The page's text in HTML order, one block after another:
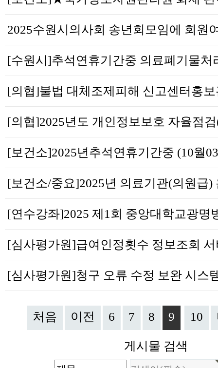
처음 이전 6 7 8 9 10
게시물 검색